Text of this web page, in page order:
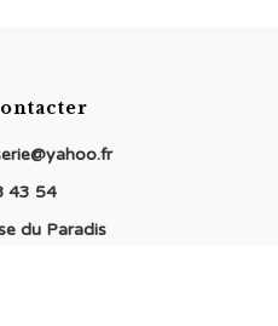
43 54
du Paradis